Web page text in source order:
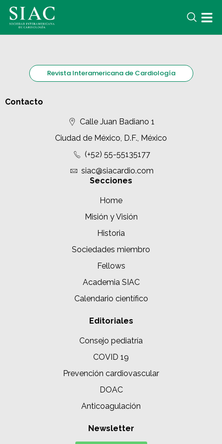
Revista Interamericana de Cardiología
Contacto
Calle Juan Badiano 1
Ciudad de México, D.F., México
(+52) 55-55135177
siac@siacardio.com
Secciones
Home
Misión y Visión
Historia
Sociedades miembro
Fellows
Academia SIAC
Calendario científico
Editoriales
Consejo pediatría
COVID 19
Prevención cardiovascular
DOAC
Anticoagulación
Newsletter